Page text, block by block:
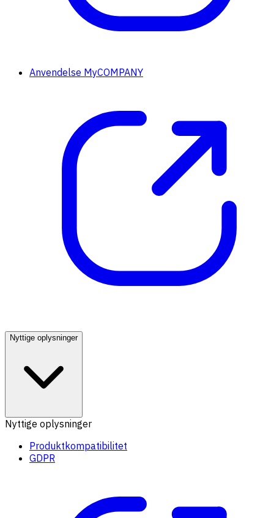
Anvendelse MyCOMPANY
Nyttige oplysninger
Nyttige oplysninger
Produktkompatibilitet
GDPR